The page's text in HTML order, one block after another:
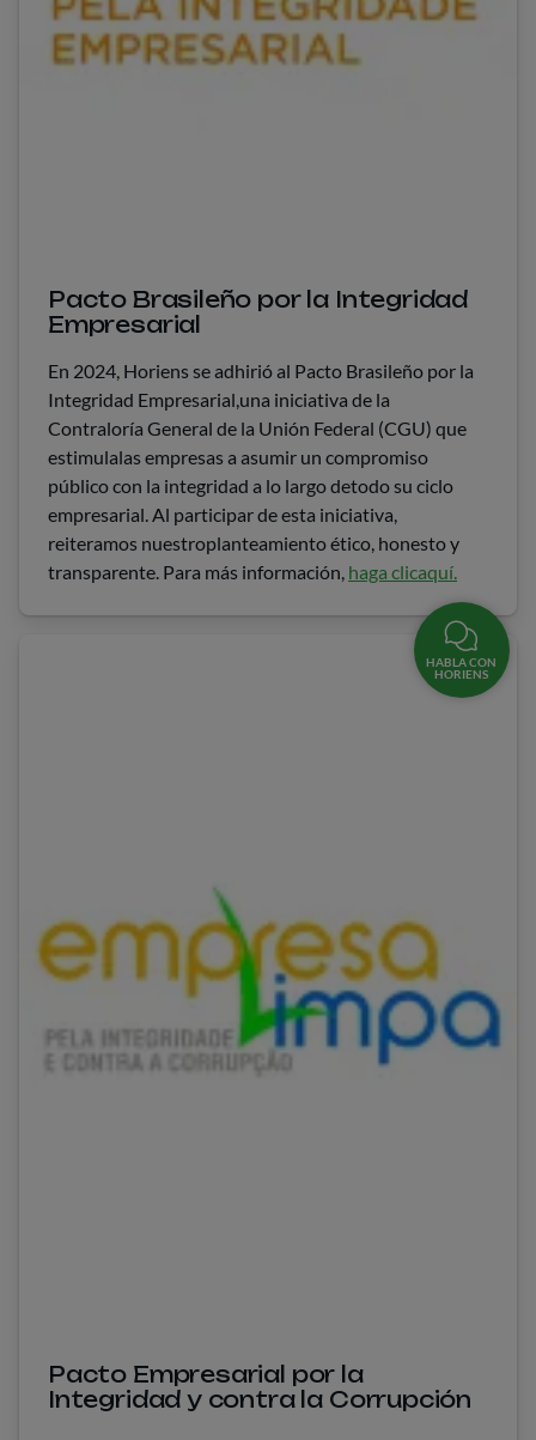
Pacto Brasileño por la Integridad
Empresarial
En 2024, Horiens se adhirió al Pacto Brasileño por la
Integridad Empresarial,una iniciativa de la
Contraloría General de la Unión Federal (CGU) que
estimulalas empresas a asumir un compromiso
público con la integridad a lo largo detodo su ciclo
empresarial. Al participar de esta iniciativa,
reiteramos nuestroplanteamiento ético, honesto y
transparente. Para más información, haga clicaquí.
Pacto Empresarial por la
Integridad y contra la Corrupción
HABLA CON
HORIENS